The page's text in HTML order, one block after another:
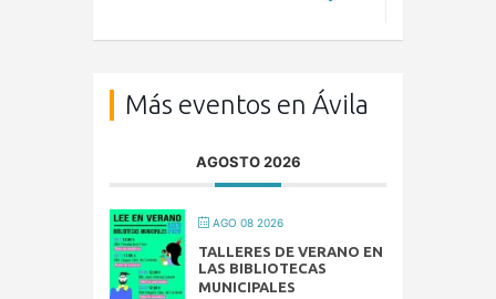
Más eventos en Ávila
AGOSTO 2026
AGO 08 2026
TALLERES DE VERANO EN
LAS BIBLIOTECAS
MUNICIPALES